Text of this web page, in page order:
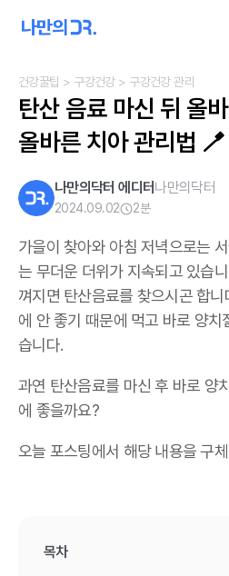
건강꿀팁 > 구강건강> 구강건강 관리
탄산 음료 마신 뒤 올
올바른 치아 관리법 🪥
나만의닥터 에디터나만의닥터
2024.09.02 2분
가을이 찾아와 아침 저녁으로는
는 무더운 더위가 지속되고 있습
껴지면 탄산음료를 찾으시곤 합
에 안 좋기 때문에 먹고 바로 양치
습니다.
과연 탄산음료를 마신 후 바로 양
에 좋을까요?
오늘 포스팅에서 해당 내용을 구
목차